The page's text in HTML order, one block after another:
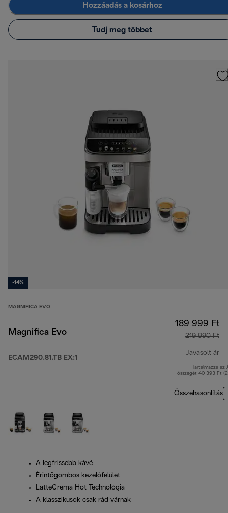
Hozzáadás a kosárhoz
Tudj meg többet
-14%
MAGNIFICA EVO
Magnifica Evo
ECAM290.81.TB EX:1
189 999 Ft
219 990 Ft
Javasolt ár
Tartalmazza az
összegét 40 393 Ft
Összehasonlítás
A legfrissebb kávé
Érintőgombos kezelőfelület
LatteCrema Hot Technológia
A klasszikusok csak rád várnak